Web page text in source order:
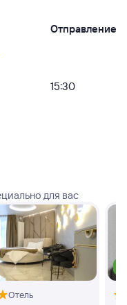
Отправление
15:30
для вас
Отель